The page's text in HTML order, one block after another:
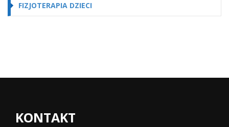
FIZJOTERAPIA DZIECI
KONTAKT